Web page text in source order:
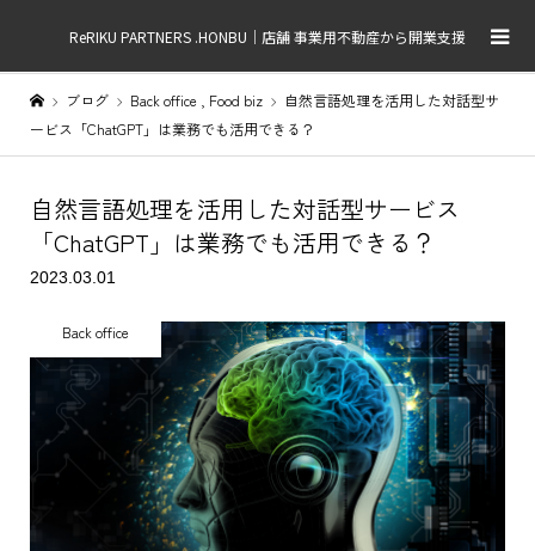
ReRIKU PARTNERS .HONBU｜店舗 事業用不動産から開業支援
ブログ Back office Food biz
自然言語処理を活用した対話型サ
ービス「ChatGPT」は業務でも活用できる？
自然言語処理を活用した対話型サービス
「ChatGPT」は業務でも活用できる？
2023.03.01
Back office